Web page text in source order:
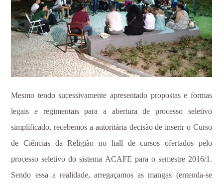
Mesmo tendo sucessivamente apresentado propostas e formas
legais e regimentais para a abertura de processo seletivo
simplificado, recebemos a autoritária decisão de inserir o Curso
de Ciências da Religião no hall de cursos ofertados pelo
processo seletivo do sistema ACAFE para o semestre 2016/1.
Sendo essa a realidade, arregaçamos as mangas (entenda-se